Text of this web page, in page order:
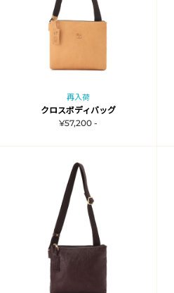
再入荷
クロスボディバッグ
¥57,200 -